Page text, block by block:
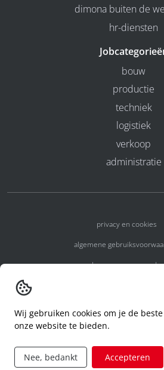
dimona buiten de
hr-diensten
bouw
productie
techniek
logistiek
verkoop
administratie
privacy en cookies
algemene
algemene
code of conduct
aanvraag rechten ivm
Wij gebruiken cookies om je de
onze website te bieden.
Nee, bedankt Accepteren